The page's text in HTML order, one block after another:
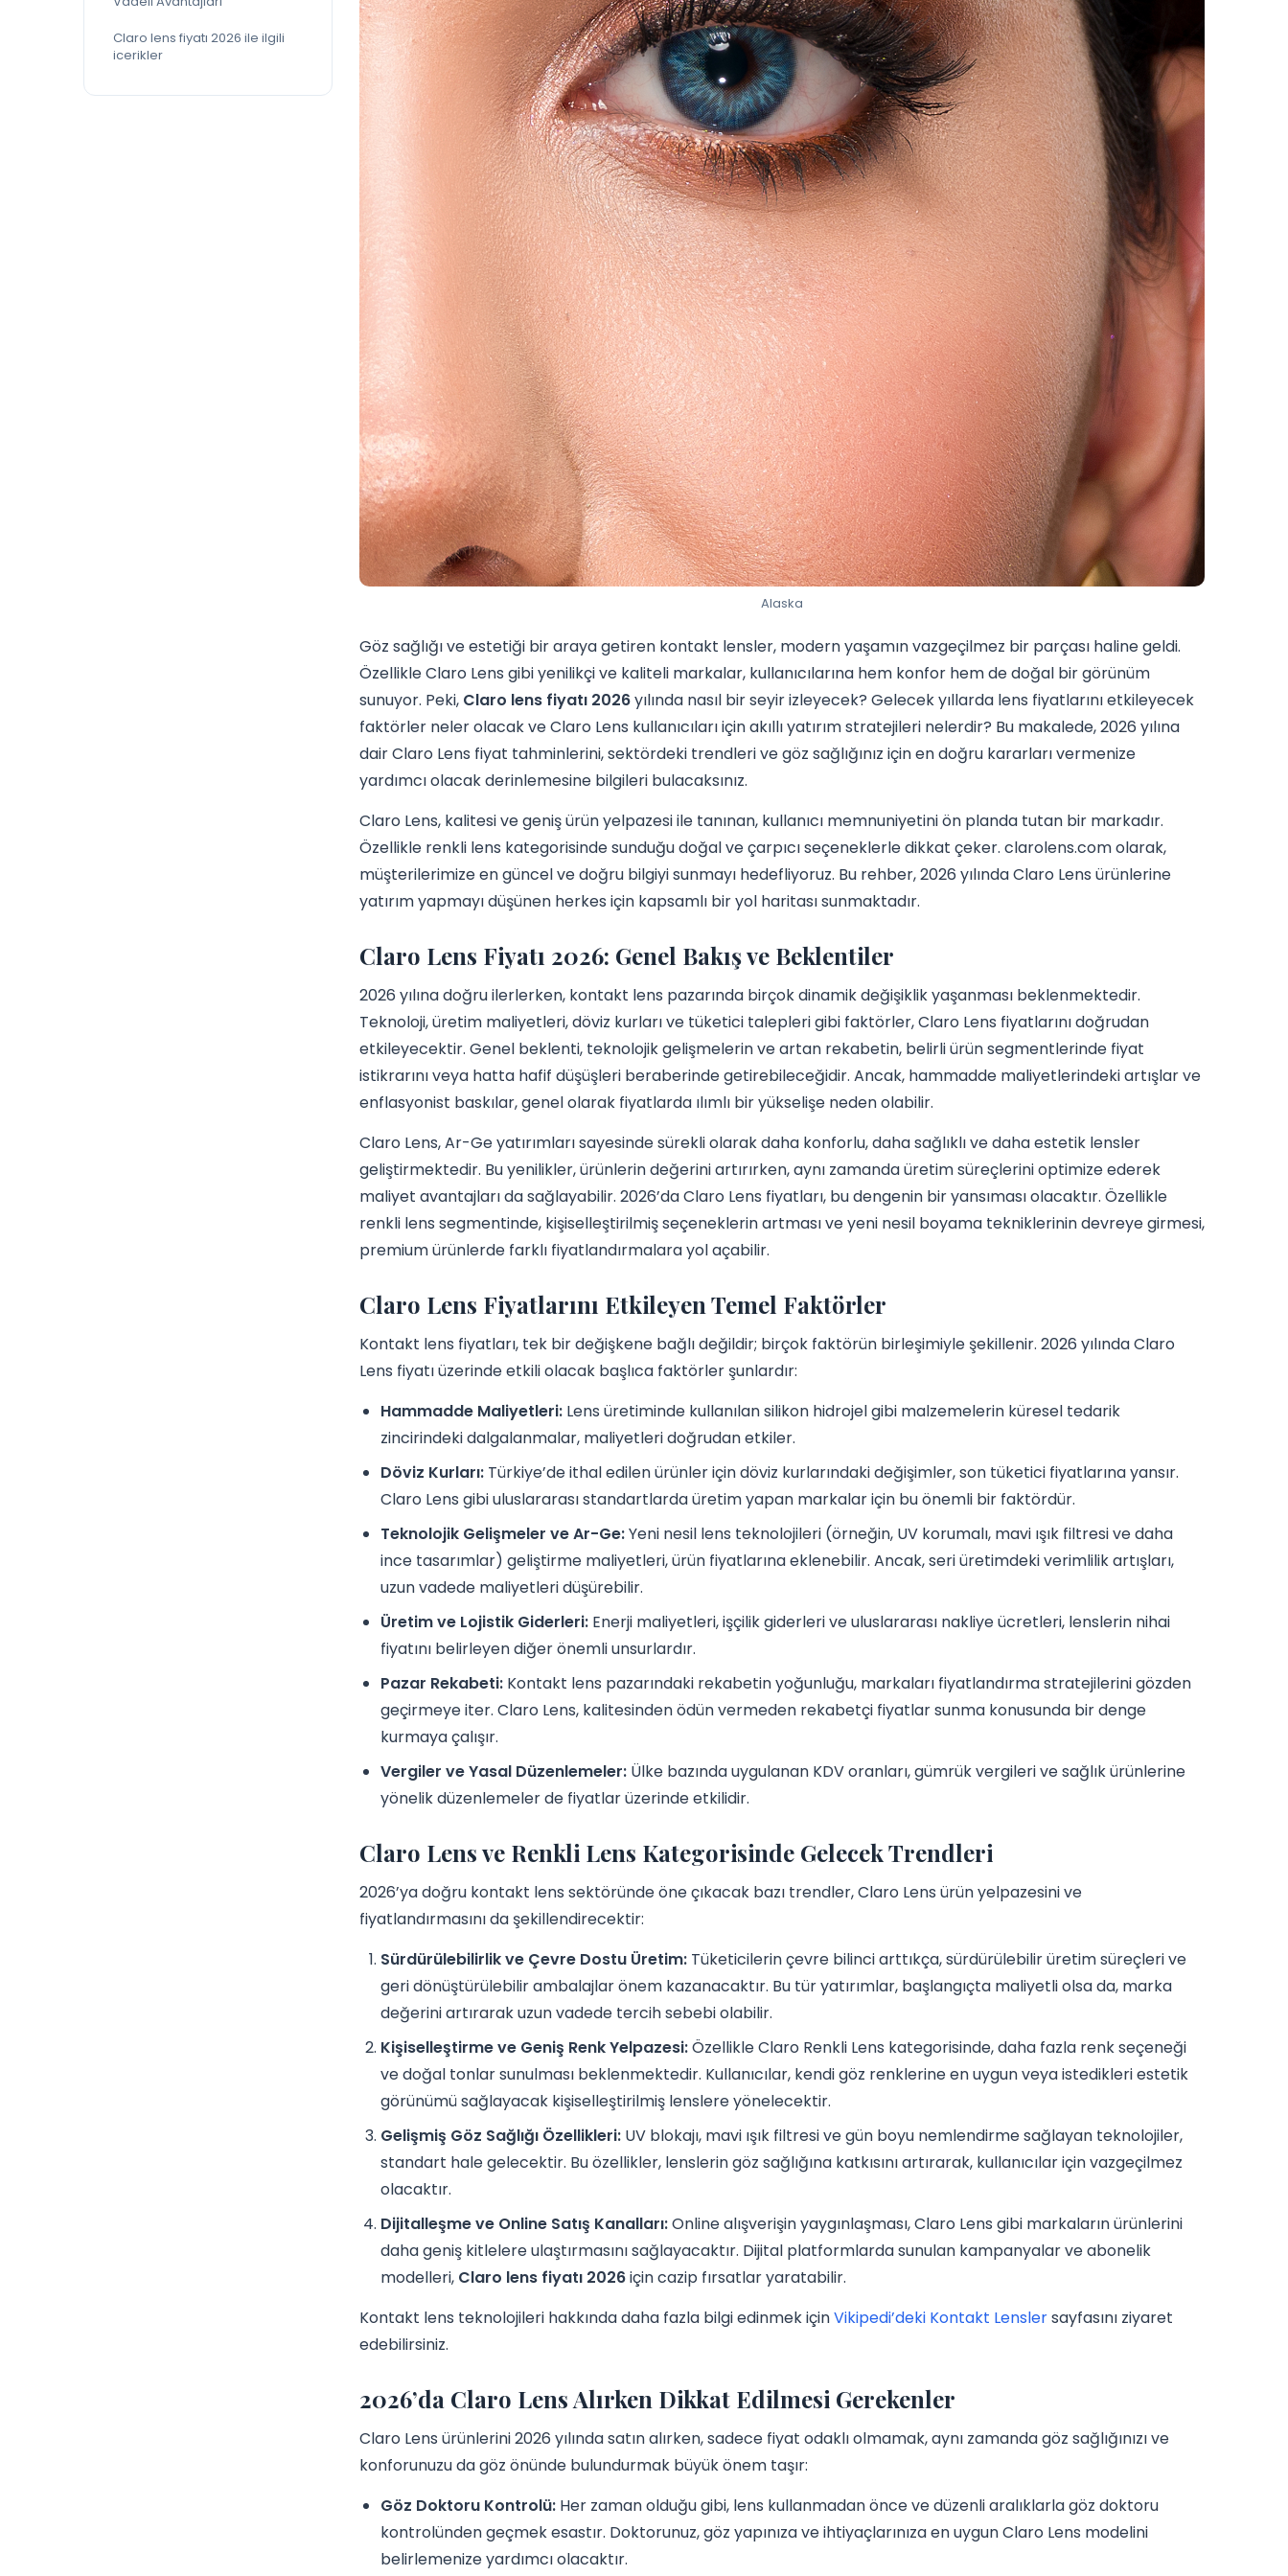
Claro lens fiyatı 2026 ile ilgili
icerikler
Alaska
Göz sağlığı ve estetiği bir araya getiren kontakt lensler, modern yaşamın vazgeçilmez bir parçası haline geldi.
Özellikle Claro Lens gibi yenilikçi ve kaliteli markalar, kullanıcılarına hem konfor hem de doğal bir görünüm
sunuyor. Peki, Claro lens fiyatı 2026yılında nasıl bir seyir izleyecek? Gelecek yıllarda lens fiyatlarını etkileyecek
faktörler neler olacak ve Claro Lens kullanıcıları için akıllı yatırım stratejileri nelerdir? Bu makalede, 2026 yılına
dair Claro Lens fiyat tahminlerini, sektördeki trendleri ve göz sağlığınız için en doğru kararları vermenize
yardımcı olacak derinlemesine bilgileri bulacaksınız.
Claro Lens, kalitesi ve geniş ürün yelpazesi ile tanınan, kullanıcı memnuniyetini ön planda tutan bir markadır.
Özellikle renkli lens kategorisinde sunduğu doğal ve çarpıcı seçeneklerle dikkat çeker. clarolens.com olarak,
müşterilerimize en güncel ve doğru bilgiyi sunmayı hedefliyoruz. Bu rehber, 2026 yılında Claro Lens ürünlerine
yatırım yapmayı düşünen herkes için kapsamlı bir yol haritası sunmaktadır.
Claro Lens Fiyatı 2026: Genel Bakış ve Beklentiler
2026 yılına doğru ilerlerken, kontakt lens pazarında birçok dinamik değişiklik yaşanması beklenmektedir.
Teknoloji, üretim maliyetleri, döviz kurları ve tüketici talepleri gibi faktörler, Claro Lens fiyatlarını doğrudan
etkileyecektir. Genel beklenti, teknolojik gelişmelerin ve artan rekabetin, belirli ürün segmentlerinde fiyat
istikrarını veya hatta hafif düşüşleri beraberinde getirebileceğidir. Ancak, hammadde maliyetlerindeki artışlar ve
enflasyonist baskılar, genel olarak fiyatlarda ılımlı bir yükselişe neden olabilir.
Claro Lens, Ar-Ge yatırımları sayesinde sürekli olarak daha konforlu, daha sağlıklı ve daha estetik lensler
geliştirmektedir. Bu yenilikler, ürünlerin değerini artırırken, aynı zamanda üretim süreçlerini optimize ederek
maliyet avantajları da sağlayabilir. 2026’da Claro Lens fiyatları, bu dengenin bir yansıması olacaktır. Özellikle
renkli lens segmentinde, kişiselleştirilmiş seçeneklerin artması ve yeni nesil boyama tekniklerinin devreye girmesi,
premium ürünlerde farklı fiyatlandırmalara yol açabilir.
Claro Lens Fiyatlarını Etkileyen Temel Faktörler
Kontakt lens fiyatları, tek bir değişkene bağlı değildir; birçok faktörün birleşimiyle şekillenir. 2026 yılında Claro
Lens fiyatı üzerinde etkili olacak başlıca faktörler şunlardır:
Hammadde Maliyetleri: Lens üretiminde kullanılan silikon hidrojel gibi malzemelerin küresel tedarik
zincirindeki dalgalanmalar, maliyetleri doğrudan etkiler.
Döviz Kurları: Türkiye’de ithal edilen ürünler için döviz kurlarındaki değişimler, son tüketici fiyatlarına yansır.
Claro Lens gibi uluslararası standartlarda üretim yapan markalar için bu önemli bir faktördür.
Teknolojik Gelişmeler ve Ar-Ge:Yeni nesil lens teknolojileri (örneğin, UV korumalı, mavi ışık filtresi ve daha
ince tasarımlar) geliştirme maliyetleri, ürün fiyatlarına eklenebilir. Ancak, seri üretimdeki verimlilik artışları,
uzun vadede maliyetleri düşürebilir.
Üretim ve Lojistik Giderleri: Enerji maliyetleri, işçilik giderleri ve uluslararası nakliye ücretleri, lenslerin nihai
fiyatını belirleyen diğer önemli unsurlardır.
Pazar Rekabeti: Kontakt lens pazarındaki rekabetin yoğunluğu, markaları fiyatlandırma stratejilerini gözden
geçirmeye iter. Claro Lens, kalitesinden ödün vermeden rekabetçi fiyatlar sunma konusunda bir denge
kurmaya çalışır.
Vergiler ve Yasal Düzenlemeler: Ülke bazında uygulanan KDV oranları, gümrük vergileri ve sağlık ürünlerine
yönelik düzenlemeler de fiyatlar üzerinde etkilidir.
Claro Lens ve Renkli Lens Kategorisinde Gelecek Trendleri
2026’ya doğru kontakt lens sektöründe öne çıkacak bazı trendler, Claro Lens ürün yelpazesini ve
fiyatlandırmasını da şekillendirecektir:
Sürdürülebilirlik ve Çevre Dostu Üretim: Tüketicilerin çevre bilinci arttıkça, sürdürülebilir üretim süreçleri ve
geri dönüştürülebilir ambalajlar önem kazanacaktır. Bu tür yatırımlar, başlangıçta maliyetli olsa da, marka
değerini artırarak uzun vadede tercih sebebi olabilir.
Kişiselleştirme ve Geniş Renk Yelpazesi:Özellikle Claro Renkli Lens kategorisinde, daha fazla renk seçeneği
ve doğal tonlar sunulması beklenmektedir. Kullanıcılar, kendi göz renklerine en uygun veya istedikleri estetik
görünümü sağlayacak kişiselleştirilmiş lenslere yönelecektir.
Gelişmiş Göz Sağlığı Özellikleri: UV blokajı, mavi ışık filtresi ve gün boyu nemlendirme sağlayan teknolojiler,
standart hale gelecektir. Bu özellikler, lenslerin göz sağlığına katkısını artırarak, kullanıcılar için vazgeçilmez
olacaktır.
Dijitalleşme ve Online Satış Kanalları:Online alışverişin yaygınlaşması, Claro Lens gibi markaların ürünlerini
daha geniş kitlelere ulaştırmasını sağlayacaktır. Dijital platformlarda sunulan kampanyalar ve abonelik
modelleri, Claro lens fiyatı 2026için cazip fırsatlar yaratabilir.
Kontakt lens teknolojileri hakkında daha fazla bilgi edinmek içinVikipedi’deki Kontakt Lenslersayfasını ziyaret
edebilirsiniz.
2026’da Claro Lens Alırken Dikkat Edilmesi Gerekenler
Claro Lens ürünlerini 2026 yılında satın alırken, sadece fiyat odaklı olmamak, aynı zamanda göz sağlığınızı ve
konforunuzu da göz önünde bulundurmak büyük önem taşır:
Göz Doktoru Kontrolü: Her zaman olduğu gibi, lens kullanmadan önce ve düzenli aralıklarla göz doktoru
kontrolünden geçmek esastır. Doktorunuz, göz yapınıza ve ihtiyaçlarınıza en uygun Claro Lens modelini
belirlemenize yardımcı olacaktır.